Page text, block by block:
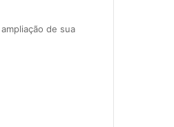
de sua